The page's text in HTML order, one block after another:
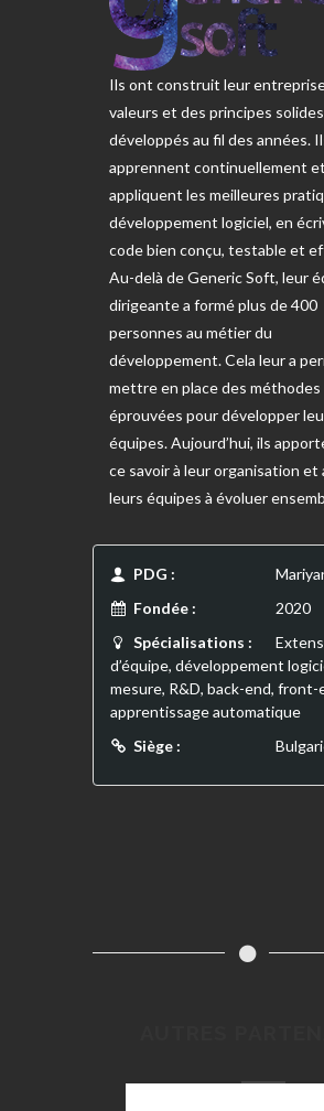
Ils ont construit leur
valeurs et des principes solides
développés au fil des années.
apprennent continuellement et
appliquent les meilleures
développement logiciel, en
code bien conçu, testable et
Au-delà de Generic Soft, leur
dirigeante a formé plus de 400
personnes au métier du
développement. Cela leur a
mettre en place des méthodes
éprouvées pour développer
équipes. Aujourd’hui, ils
ce savoir à leur organisation et
leurs équipes à évoluer
PDG :
Fondée :
2020
Spécialisations :
d’équipe, développement
mesure, R&D, back-end, front-
apprentissage automatique
Siège :